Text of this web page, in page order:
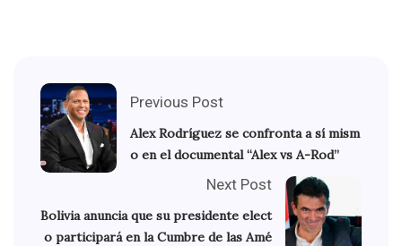
Previous Post
Alex Rodríguez se confronta a sí mism
o en el documental “Alex vs A-Rod”
Next Post
Bolivia anuncia que su presidente elect
o participará en la Cumbre de las Amé